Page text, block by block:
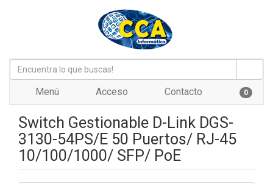
Menú Acceso Contacto 0
Switch Gestionable D-Link DGS-
3130-54PS/E 50 Puertos/ RJ-45
10/100/1000/ SFP/ PoE